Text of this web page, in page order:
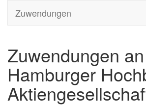
Zuwendungen
Zuwendungen an
Hamburger